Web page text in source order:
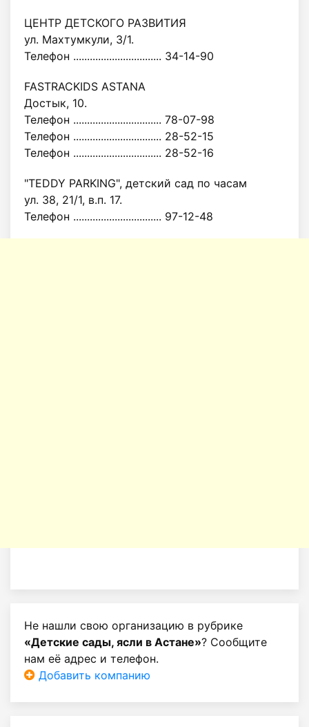
ЦЕНТР ДЕТСКОГО РАЗВИТИЯ
ул. Махтумкули, 3/1.
Телефон ................................ 34-14-90
FASTRACKIDS ASTANA
Достык, 10.
Телефон ................................ 78-07-98
Телефон ................................ 28-52-15
Телефон ................................ 28-52-16
"TEDDY PARKING", детский сад по часам
ул. 38, 21/1, в.п. 17.
Телефон ................................ 97-12-48
Не нашли свою организацию в рубрике
«Детские сады, ясли в Астане»? Сообщите
нам её адрес и телефон.
Добавить компанию